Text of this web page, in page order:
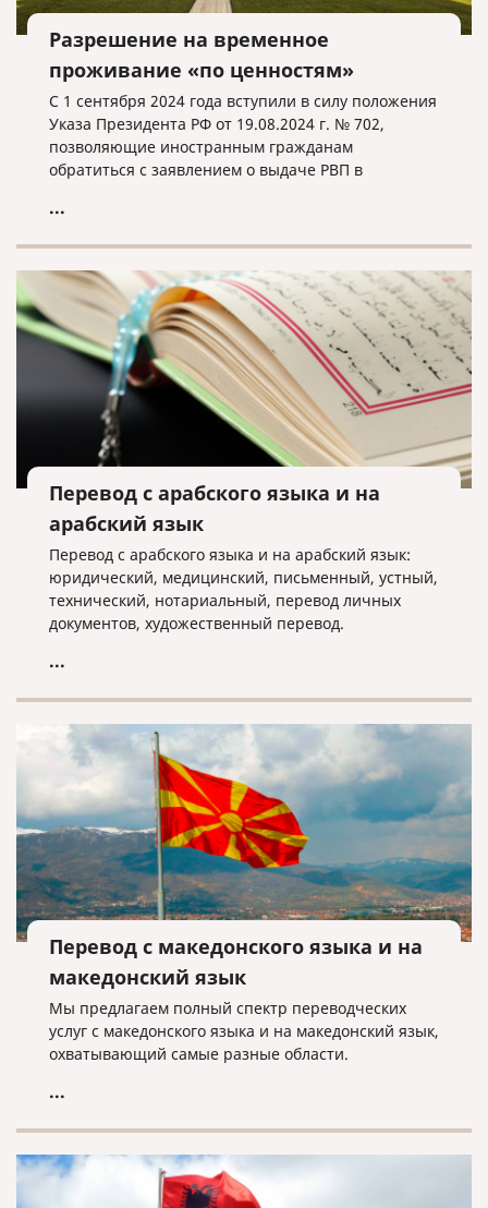
Разрешение на временное
проживание «по ценностям»
С 1 сентября 2024 года вступили в силу положения
Указа Президента РФ от 19.08.2024 г. № 702,
позволяющие иностранным гражданам
обратиться с заявлением о выдаче РВП в
определенных условий.
...
Перевод с арабского языка и на
арабский язык
Перевод с арабского языка и на арабский язык:
юридический, медицинский, письменный, устный,
технический, нотариальный, перевод личных
документов, художественный перевод.
...
Перевод с македонского языка и на
македонский язык
Мы предлагаем полный спектр переводческих
услуг с македонского языка и на македонский язык,
охватывающий самые разные области.
...